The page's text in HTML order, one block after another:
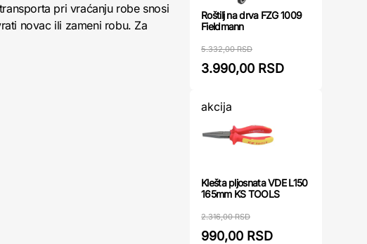
pri vraćanju robe snosi
novac ili zameni robu. Za
Roštilj na drva FZG 1009
Fieldmann
5.332,00 RSD
3.990,00 RSD
akcija
Klešta pljosnata VDE L150
165mm KS TOOLS
2.316,00 RSD
990,00 RSD